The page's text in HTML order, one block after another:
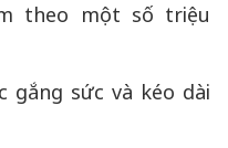
theo một số triệu
gắng sức và kéo dài